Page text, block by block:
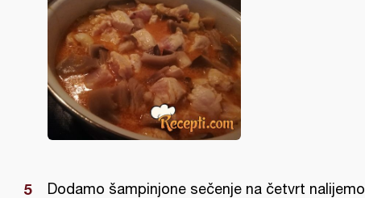
Dodamo šampinjone sečenje na četvrt nalijemo